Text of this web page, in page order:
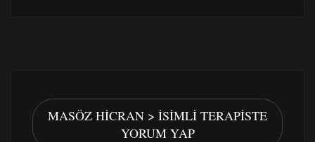
MASÖZ HICRAN > İSIMLI TERAPISTE
YORUM YAP